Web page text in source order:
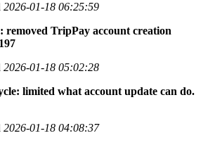
2026-01-18 06:25:59
removed TripPay account creation
2026-01-18 05:02:28
limited what account update can do.
2026-01-18 04:08:37